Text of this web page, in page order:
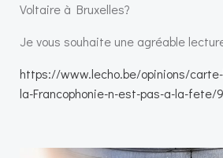
Voltaire à Bruxelles?
Je vous souhaite une agréable
https://www.lecho.be/opinions/
la-Francophonie-n-est-pas-a-la-fete/